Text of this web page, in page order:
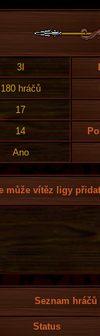
3I
180 hráčů
17
14
Ano
může vítěz ligy
Seznam
Status